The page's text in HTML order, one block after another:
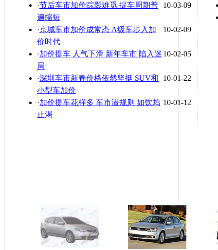
10-03-09
·节后车市加价踪影难觅 提车周期普
遍缩短
10-02-09
·京城车市加价成常态 A级车步入加
价时代
10-02-05
·加价提车 人气下滑 新年车市 陷入迷
局
10-01-22
·深圳车市新春价格依然坚挺 SUV和
小型车加价
10-01-12
·加价提车花样多 车市潜规则 如饮鸩
止渴